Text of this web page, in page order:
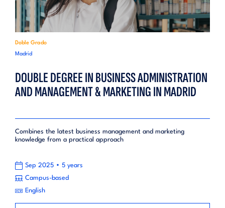
Doble Grado
Madrid
DOUBLE DEGREE IN BUSINESS ADMINISTRATION
AND MANAGEMENT & MARKETING IN MADRID
Combines the latest business management and marketing
knowledge from a practical approach
Sep 2025 • 5 years
Campus-based
English